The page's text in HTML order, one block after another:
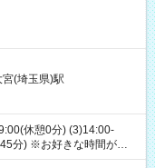
宮(埼玉県)駅
休憩0分) (3)14:00-
分) ※お好きな時間が選べ